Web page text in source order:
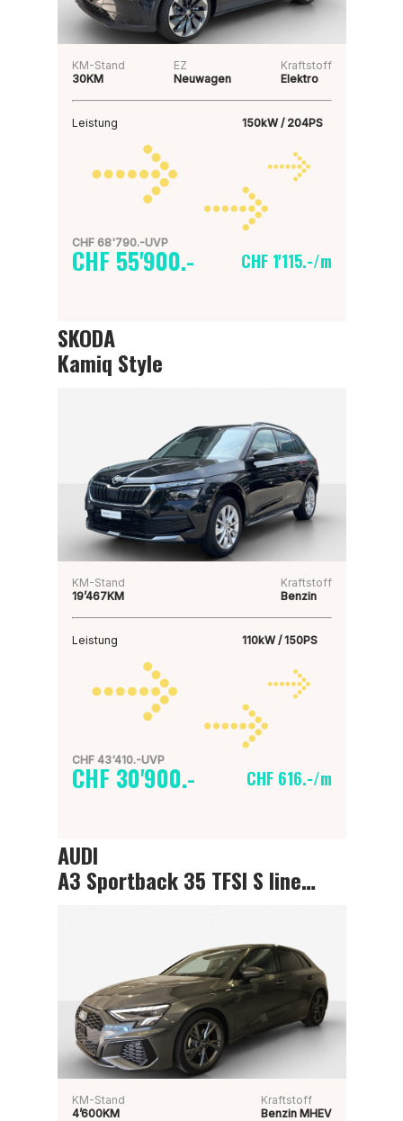
KM-Stand
30KM
EZ
Neuwagen
Kraftstoff
Elektro
Leistung 150kW / 204PS
CHF 68'790.-UVP
CHF 55'900.- CHF 1'115.-/m
SKODA
Kamiq Style
KM-Stand
19’467KM
Kraftstoff
Benzin
Leistung 110kW / 150PS
CHF 43'410.-UVP
CHF 30'900.- CHF 616.-/m
AUDI
A3 Sportback 35 TFSI S line Attraction
KM-Stand
4’600KM
Kraftstoff
Benzin MHEV